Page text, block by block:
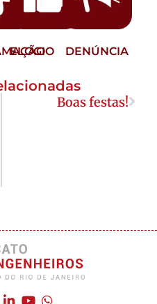
ELOGIO DENÚNCIA
Boas festas!